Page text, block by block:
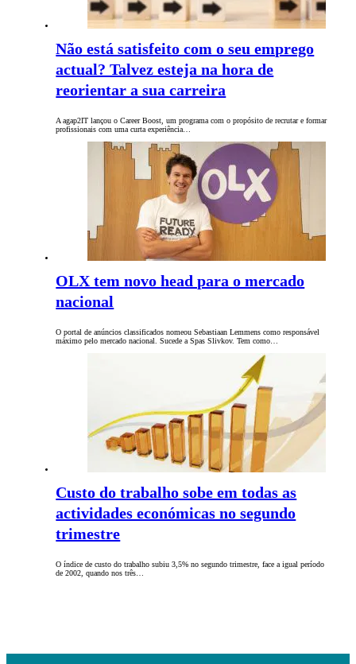
Não está satisfeito com o seu emprego
actual? Talvez esteja na hora de
reorientar a sua carreira
A agap2IT lançou o Career Boost, um programa com o propósito de recrutar e formar
profissionais com uma curta experiência…
OLX tem novo head para o mercado
nacional
O portal de anúncios classificados nomeou Sebastiaan Lemmens como responsável
máximo pelo mercado nacional. Sucede a Spas Slivkov. Tem como…
Custo do trabalho sobe em todas as
actividades económicas no segundo
trimestre
O índice de custo do trabalho subiu 3,5% no segundo trimestre, face a igual período
de 2002, quando nos três…